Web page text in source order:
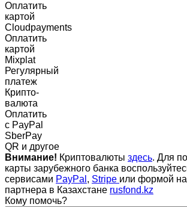
Оплатить
картой
Cloudpayments
Оплатить
картой
Mixplat
Регулярный
платеж
Крипто-
валюта
Оплатить
c PayPal
SberPay
QR и другое
Внимание! Криптовалюты здесь. Для
карты зарубежного банка
сервисами PayPal , Stripe или формой
партнера в Казахстане rusfond.kz
Кому помочь?